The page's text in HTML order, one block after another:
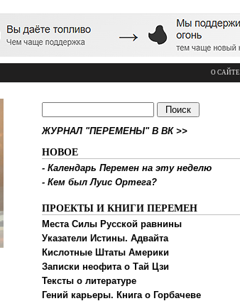
О САЙТЕ
ЖУРНАЛ "ПЕРЕМЕНЫ" В ВК >>
НОВОЕ
- Календарь Перемен на эту неделю
- Кем был Луис Ортега?
ПРОЕКТЫ И КНИГИ ПЕРЕМЕН
Места Силы Русской равнины
Указатели Истины. Адвайта
Кислотные Штаты Америки
Записки неофита о Тай Цзи
Тексты о литературе
Гений карьеры. Книга о Горбачеве